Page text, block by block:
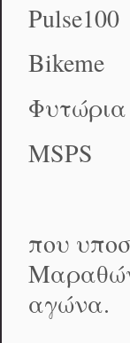
Pulse100
Bikeme
MSPS
που
αγώνα.